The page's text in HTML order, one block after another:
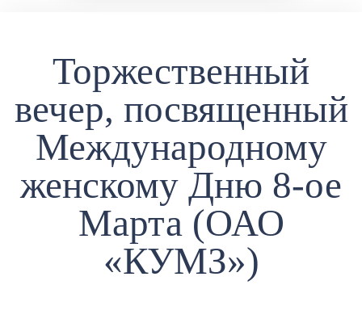
Торжественный
вечер, посвященный
Международному
женскому Дню 8-ое
Марта (ОАО
«КУМЗ»)